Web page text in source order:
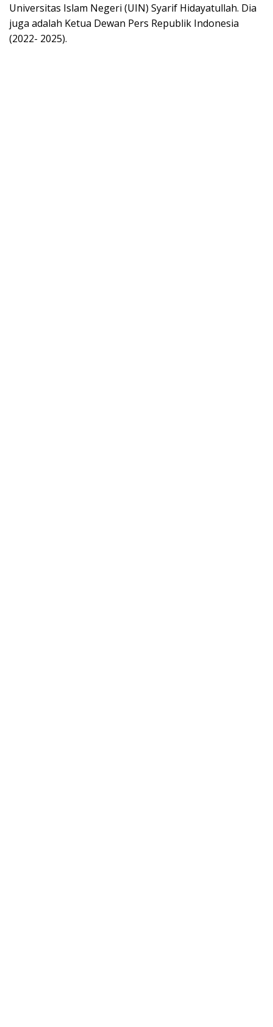
Universitas Islam Negeri (UIN) Syarif Hidayatullah. Dia
juga adalah Ketua Dewan Pers Republik Indonesia
(2022- 2025).